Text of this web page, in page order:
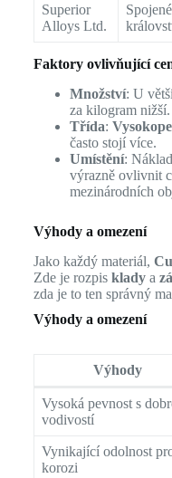
Superior
Alloys Ltd.
Spojené
Faktory ovlivňující
Množství: U
za kilogram nižší.
Třída:
často stojí více.
Umístění:
výrazně ovlivnit
mezinárodních
Výhody a omezení
Jako každý materiál,
Zde je rozpis kladya
zda je to ten správný
Výhody a omezení
Výhody
Vysoká pevnost s
vodivostí
Vynikající odolnost
korozi